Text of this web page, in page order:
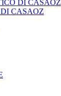
DI CASAOZ
CASAOZ